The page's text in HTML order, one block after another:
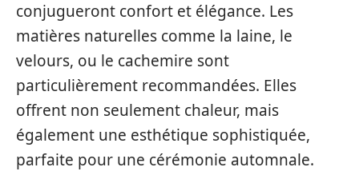
conjugueront confort et élégance. Les
matières naturelles comme la laine, le
velours, ou le cachemire sont
particulièrement recommandées. Elles
offrent non seulement chaleur, mais
également une esthétique sophistiquée,
parfaite pour une cérémonie automnale.